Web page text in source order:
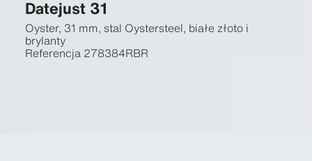
Datejust 31
Oyster, 31 mm, stal Oystersteel, białe złoto i
brylanty
Referencja 278384RBR